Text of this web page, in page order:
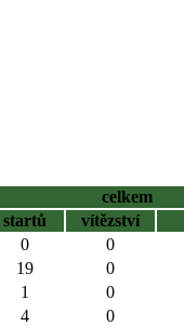
celkem
startů
vítězství
0 0
19 0
1 0
4 0